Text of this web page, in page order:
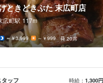
ときどきぶた 末広町店
広町駅 117m
～￥3,999 ～￥999 20席
ッフ 時給： 1,300
はいらない！
。それくらいラフでOK！
期間が長い
違う
めるか不安
ンに自信がない
飲食店での調理経験 飲食店での接客経験
型採用！
不問／ブランク不問】
る方は優遇
はいらない！
。それくらいラフでOK！
型採用！
不問／ブランク不問】
験がある方は優遇
ももちろん歓迎